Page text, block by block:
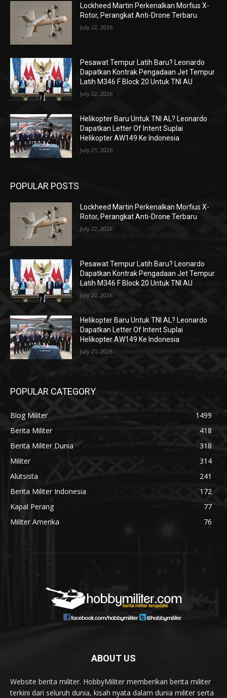
Lockheed Martin Perkenalkan Morfius X-
Rotor, Perangkat Anti-Drone Terbaru
July 22, 2026
Pesawat Tempur Latih Baru? Leonardo
Dapatkan Kontrak Pengadaan Jet Tempur
Latih M346 F Block 20 Untuk TNI AU
July 22, 2026
Helikopter Baru Untuk TNI AL? Leonardo
Dapatkan Letter Of Intent Suplai
Helikopter AW149 Ke Indonesia
July 21, 2026
POPULAR POSTS
Lockheed Martin Perkenalkan Morfius X-
Rotor, Perangkat Anti-Drone Terbaru
July 22, 2026
Pesawat Tempur Latih Baru? Leonardo
Dapatkan Kontrak Pengadaan Jet Tempur
Latih M346 F Block 20 Untuk TNI AU
July 22, 2026
Helikopter Baru Untuk TNI AL? Leonardo
Dapatkan Letter Of Intent Suplai
Helikopter AW149 Ke Indonesia
July 21, 2026
POPULAR CATEGORY
Blog Militer
1499
Berita Militer
418
Berita Militer Dunia
318
Militer
314
Alutsista
241
Berita Militer Indonesia
172
Kapal Perang
77
Militer Amerika
76
ABOUT US
Website berita militer. HobbyMiliter memberikan berita militer
terkini dari seluruh dunia, kisah nyata dalam dunia militer serta